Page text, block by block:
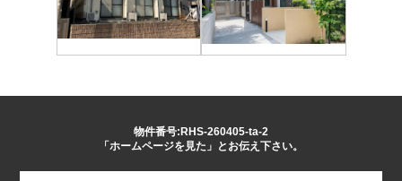
物件番号:RHS-260405-ta-2
「ホームページを見た」とお伝え下さい。